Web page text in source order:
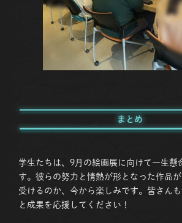
まとめ
学生たちは、9月の絵画展に向けて一生懸
す。彼らの努力と情熱が形となった作品
受けるのか、今から楽しみです。皆さん
と成果を応援してください！